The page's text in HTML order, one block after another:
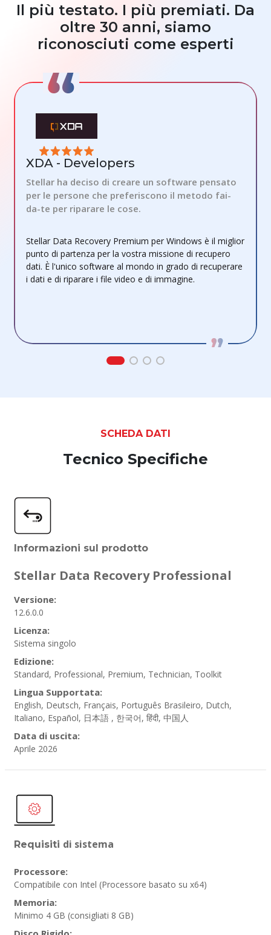
Il più testato. I più premiati. Da
oltre 30 anni, siamo
riconosciuti come esperti
XDA - Developers
Stellar ha deciso di creare un software pensato
per le persone che preferiscono il metodo fai-
da-te per riparare le cose.
Stellar Data Recovery Premium per Windows è il miglior
punto di partenza per la vostra missione di recupero
dati. È l'unico software al mondo in grado di recuperare
i dati e di riparare i file video e di immagine.
SCHEDA DATI
Tecnico Specifiche
Informazioni sul prodotto
Stellar Data Recovery Professional
Versione:
12.6.0.0
Licenza:
Sistema singolo
Edizione:
Standard, Professional, Premium, Technician, Toolkit
Lingua Supportata:
English, Deutsch, Français, Português Brasileiro, Dutch,
Italiano, Español, 日本語 , 한국어, हिंदी, 中国人
Data di uscita:
Aprile 2026
Requisiti di sistema
Processore:
Compatibile con Intel (Processore basato su x64)
Memoria:
Minimo 4 GB (consigliati 8 GB)